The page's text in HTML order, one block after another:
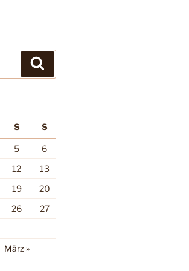
S S
5
6
12
13
19
20
26
27
März »